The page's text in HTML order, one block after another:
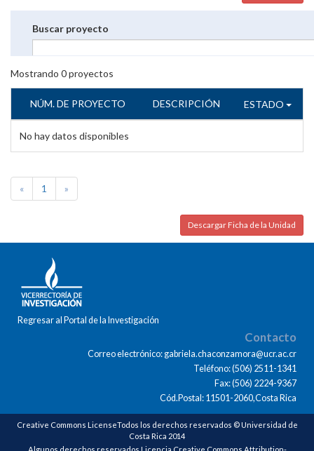
Buscar proyecto
Mostrando 0proyectos
NÚM. DE PROYECTO DESCRIPCIÓN ESTADO
No hay datos disponibles
« 1 »
Descargar Ficha de la Unidad
Regresar al Portal de la Investigación
Contacto
Correo electrónico: gabriela.chaconzamora@ucr.ac.cr
Teléfono: (506) 2511-1341
Fax: (506) 2224-9367
Cód.Postal: 11501-2060,Costa Rica
Creative Commons LicenseTodos los derechos reservados © Universidad de
Costa Rica 2014